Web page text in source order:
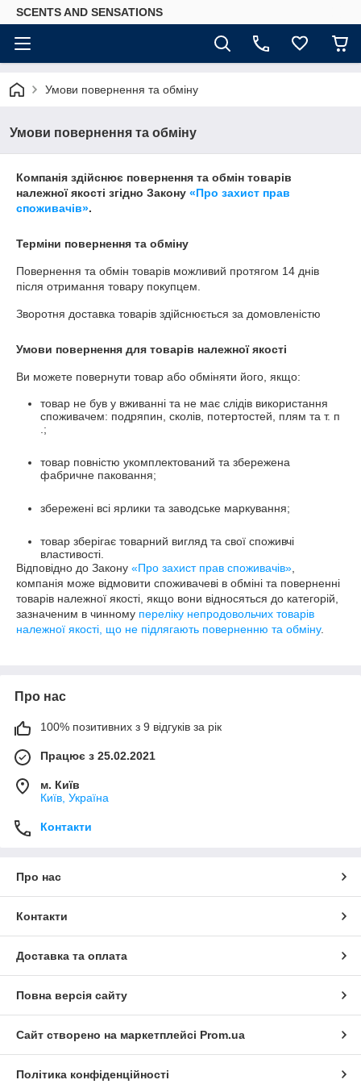
SCENTS AND SENSATIONS
Умови повернення та обміну
Умови повернення та обміну
Компанія здійснює повернення та обмін товарів
належної якості згідно Закону «Про захист прав
споживачів».
Терміни повернення та обміну
Повернення та обмін товарів можливий протягом 14 днів
після отримання товару покупцем.
Зворотня доставка товарів здійснюється за домовленістю
Умови повернення для товарів належної якості
Ви можете повернути товар або обміняти його, якщо:
товар не був у вживанні та не має слідів використання
споживачем: подряпин, сколів, потертостей, плям та т. п
.;
товар повністю укомплектований та збережена
фабричне паковання;
збережені всі ярлики та заводське маркування;
товар зберігає товарний вигляд та свої споживчі
властивості.
Відповідно до Закону «Про захист прав споживачів»
компанія може відмовити споживачеві в обміні та поверненні
товарів належної якості, якщо вони відносяться до категорій,
зазначеним в чинному переліку непродовольчих товарів
належної якості, що не підлягають поверненню та обміну.
Про нас
100% позитивних з 9 відгуків за рік
Працює з 25.02.2021
м. Київ
Київ, Україна
Контакти
Про нас
Контакти
Доставка та оплата
Повна версія сайту
Сайт створено на маркетплейсі Prom.ua
Політика конфіденційності